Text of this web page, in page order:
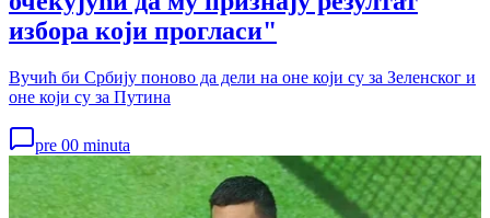
избора који прогласи"
Вучић би Србију поново да дели на оне који су за Зеленског и
оне који су за Путина
pre 00 minuta